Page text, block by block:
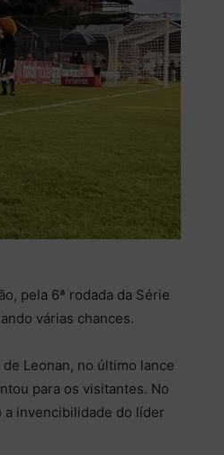
pela 6ª rodada da Série
várias chances.
Leonan, no último lance
para os visitantes. No
a invencibilidade do líder